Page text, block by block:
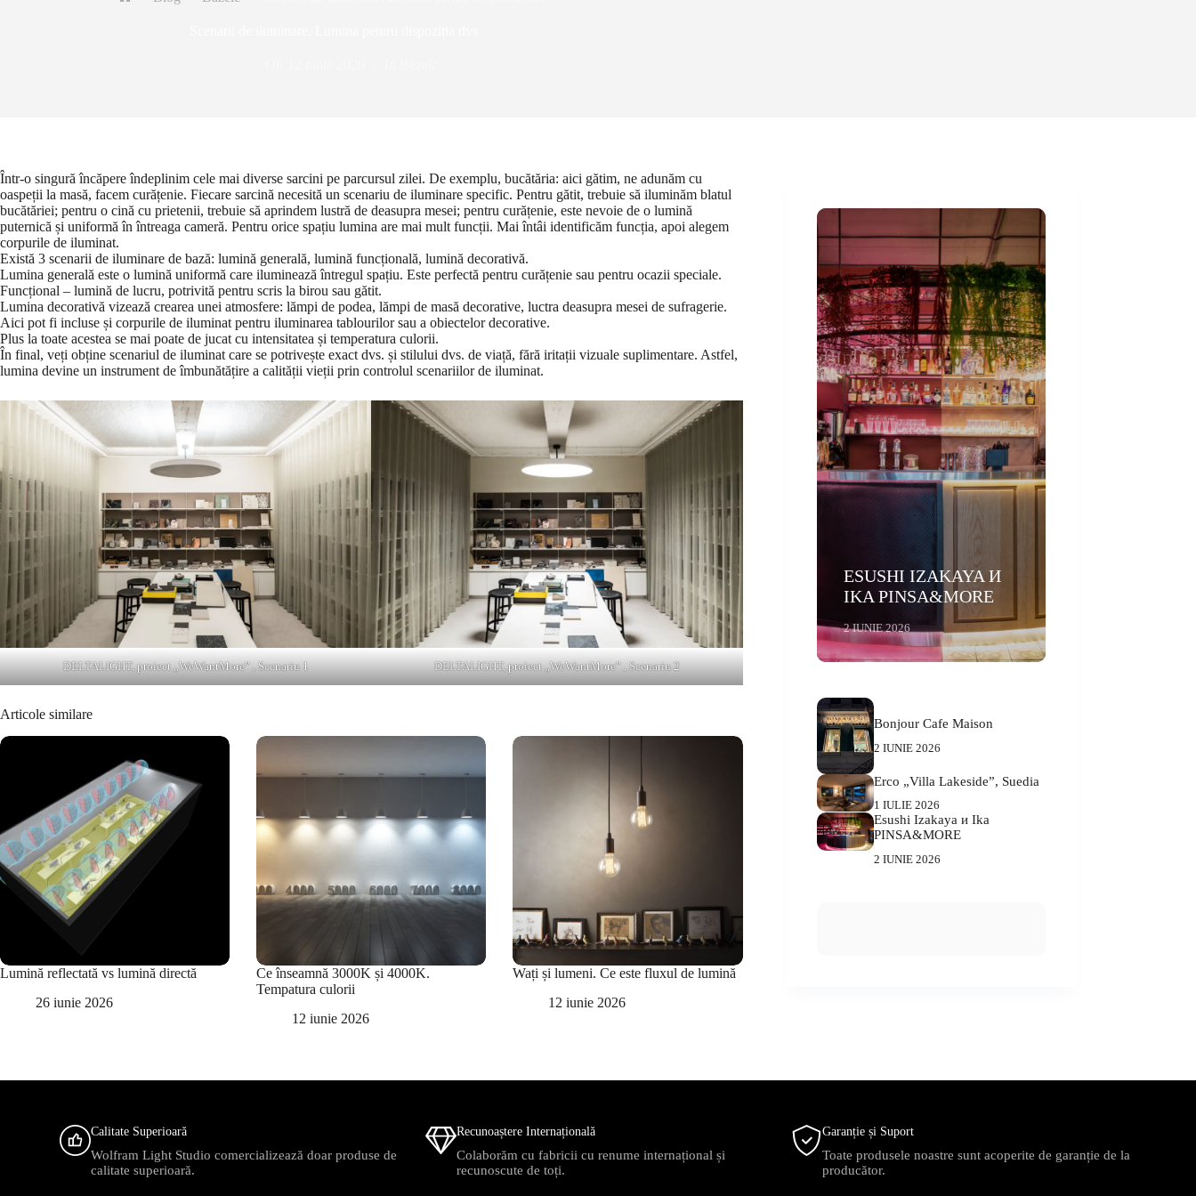
Într-o singură încăpere îndeplinim cele mai diverse sarcini pe parcursul zilei. De exemplu, bucătăria: aici gătim, ne adunăm cu
oaspeții la masă, facem curățenie. Fiecare sarcină necesită un scenariu de iluminare specific. Pentru gătit, trebuie să iluminăm blatul
bucătăriei; pentru o cină cu prietenii, trebuie să aprindem lustră de deasupra mesei; pentru curățenie, este nevoie de o lumină
puternică și uniformă în întreaga cameră. Pentru orice spațiu lumina are mai mult funcții. Mai întâi identificăm funcția, apoi alegem
corpurile de iluminat.
Există 3 scenarii de iluminare de bază: lumină generală, lumină funcțională, lumină decorativă.
Lumina generală este o lumină uniformă care iluminează întregul spațiu. Este perfectă pentru curățenie sau pentru ocazii speciale.
Funcțional – lumină de lucru, potrivită pentru scris la birou sau gătit.
Lumina decorativă vizează crearea unei atmosfere: lămpi de podea, lămpi de masă decorative, luctra deasupra mesei de sufragerie.
Aici pot fi incluse și corpurile de iluminat pentru iluminarea tablourilor sau a obiectelor decorative.
Plus la toate acestea se mai poate de jucat cu intensitatea și temperatura culorii.
În final, veți obține scenariul de iluminat care se potrivește exact dvs. și stilului dvs. de viață, fără iritații vizuale suplimentare. Astfel,
lumina devine un instrument de îmbunătățire a calității vieții prin controlul scenariilor de iluminat.
DELTALIGHT, proiect „WeWantMore” , Scenariu 1 DELTALIGHT, proiect „WeWantMore” , Scenariu 2
Articole similare
Lumină reflectată vs lumină directă
26 iunie 2026
Ce înseamnă 3000K și 4000K.
Tempatura culorii
12 iunie 2026
Wați și lumeni. Ce este fluxul de lumină
12 iunie 2026
ESUSHI IZAKAYA И
IKA PINSA&MORE
2 IUNIE 2026
Bonjour Cafe Maison
2 IUNIE 2026
Erco „Villa Lakeside”, Suedia
1 IULIE 2026
Esushi Izakaya и Ika
PINSA&MORE
2 IUNIE 2026
Calitate Superioară
Wolfram Light Studio comercializează doar produse de
calitate superioară.
Recunoaștere Internațională
Colaborăm cu fabricii cu renume internațional și
recunoscute de toți.
Garanție și Suport
Toate produsele noastre sunt acoperite de garanție de la
producător.